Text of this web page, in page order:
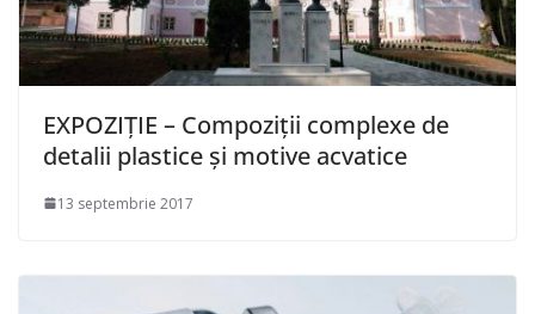
EXPOZIȚIE – Compoziții complexe de
detalii plastice şi motive acvatice
13 septembrie 2017